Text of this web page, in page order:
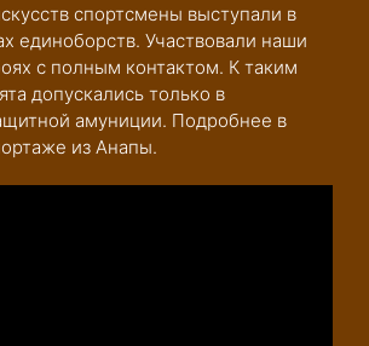
спортсмены выступали в
единоборств. Участвовали наши
с полным контактом. К таким
допускались только в
амуниции. Подробнее в
из Анапы.